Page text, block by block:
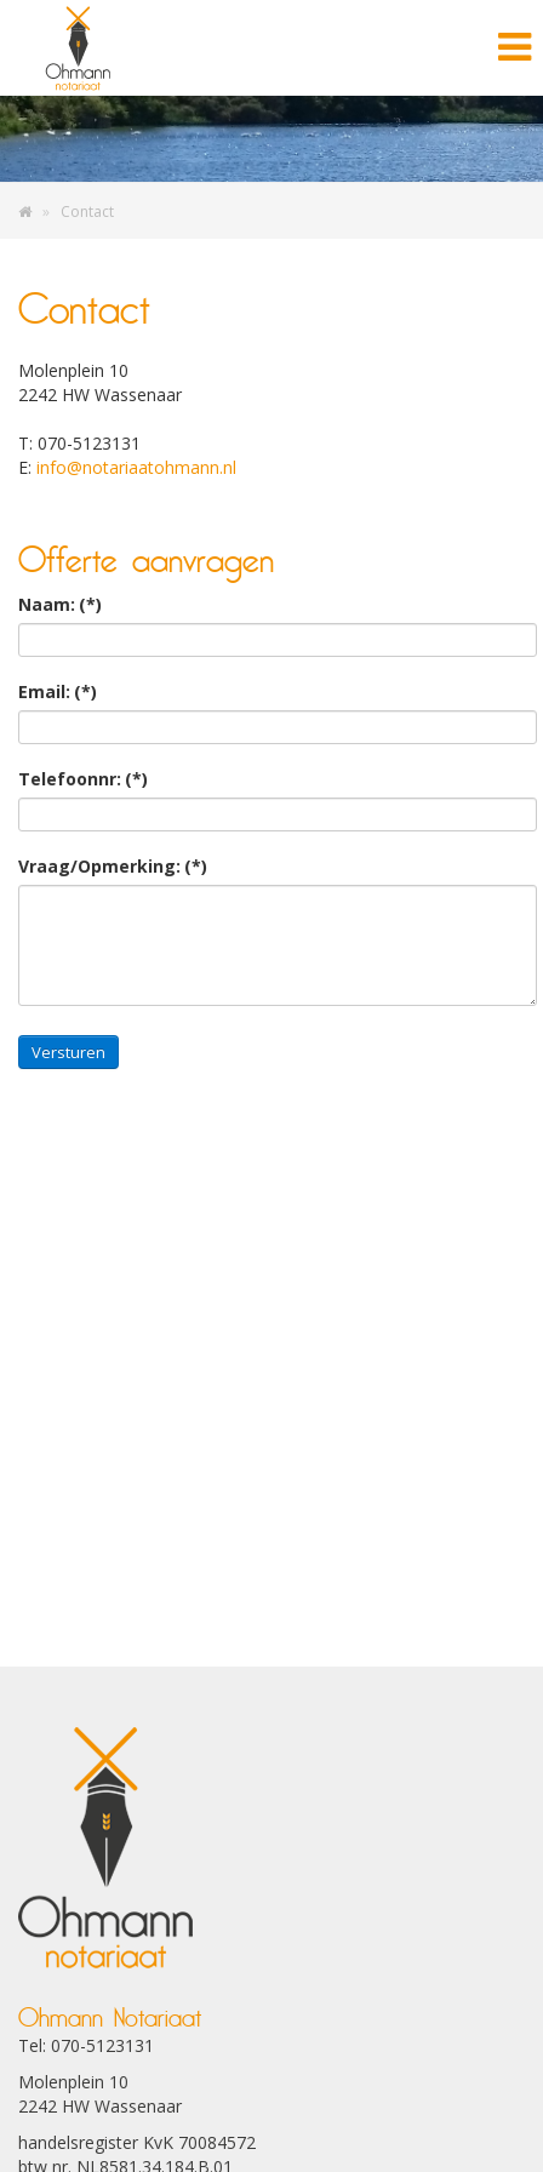
Contact
Contact
Molenplein 10
2242 HW Wassenaar
T: 070-5123131
E: info@notariaatohmann.nl
Offerte aanvragen
Naam: (*)
Email: (*)
Telefoonnr: (*)
Vraag/Opmerking: (*)
Versturen
Ohmann Notariaat
Tel: 070-5123131
Molenplein 10
2242 HW Wassenaar
handelsregister KvK 70084572
btw nr. NL8581.34.184.B.01